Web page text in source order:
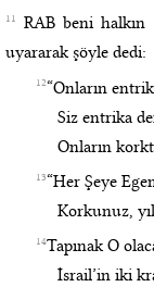
11
RAB beni
uyararak şöyle dedi:
12“Onların
Siz entrika
Onların
13“Her Şeye
Korkunuz,
14Tapınak O
İsrail’in iki